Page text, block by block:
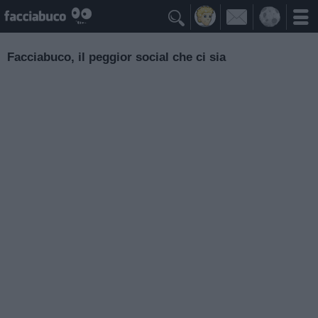

Facciabuco, il peggior social che ci sia